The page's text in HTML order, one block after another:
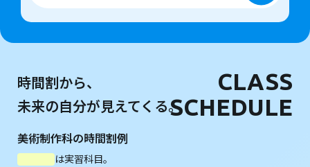
時間割から、
未来の自分が見えてくる。
CLASS
SCHEDULE
美術制作科の時間割例
は実習科目。